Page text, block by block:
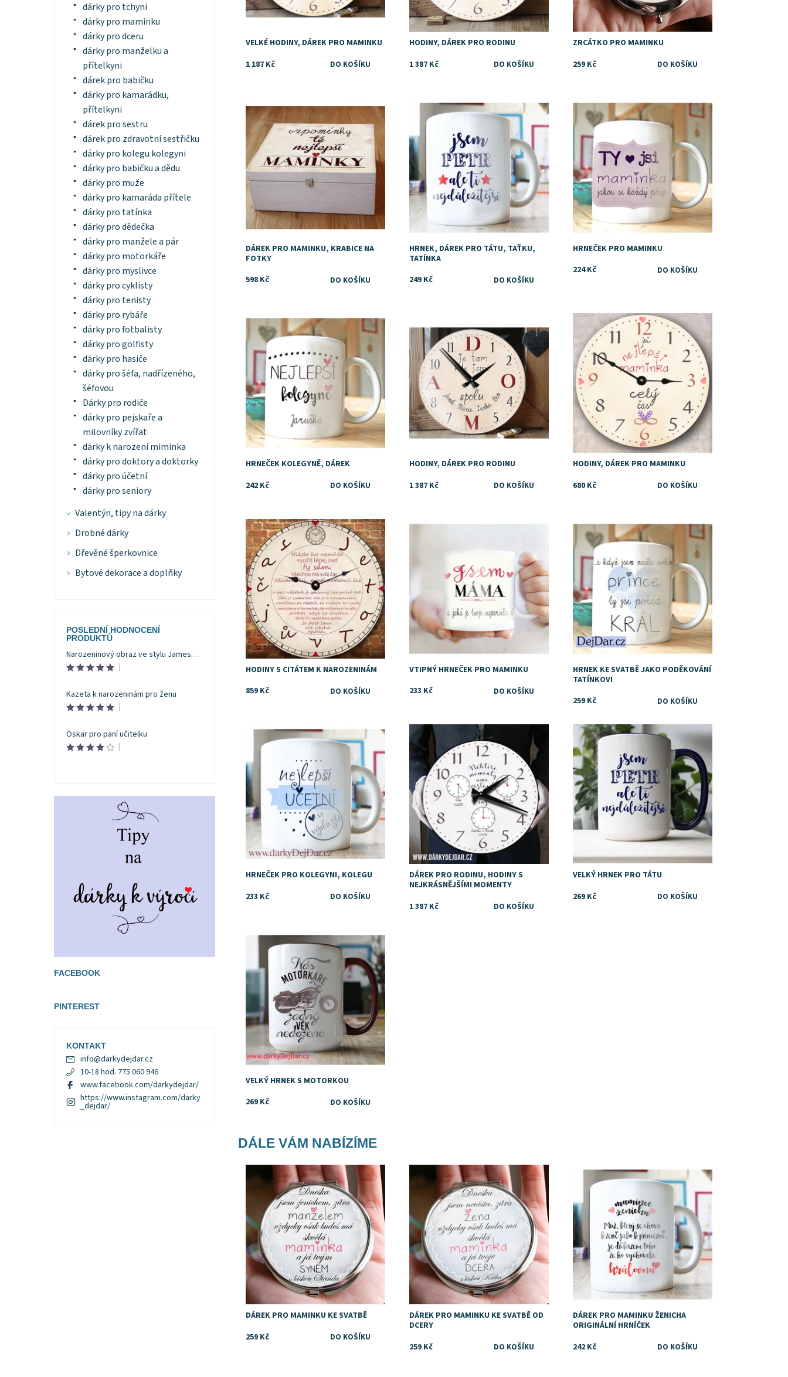
VELKÉ HODINY, DÁREK PRO MAMINKU
1 187 Kč
HODINY, DÁREK PRO RODINU
1 387 Kč
ZRCÁTKO PRO MAMINKU
259 Kč
Značka:
DejDar
DÁREK PRO MAMINKU, KRABICE NA
FOTKY
598 Kč
Dostupnost:
Skladem
Značka:
DejDar
HRNEK, DÁREK PRO TÁTU, TAŤKU,
TATÍNKA
249 Kč
Dostupnost:
Skladem
Značka:
DejDar
HRNEČEK PRO MAMINKU
224 Kč
Dostupnost:
Skladem
Značka:
DejDar
HRNEČEK KOLEGYNĚ, DÁREK
242 Kč
Značka:
DejDar
HODINY, DÁREK PRO RODINU
1 387 Kč
Dostupnost:
Skladem
Značka:
DejDar
HODINY, DÁREK PRO MAMINKU
680 Kč
Dostupnost: Skladem
HODINY S CITÁTEM K NAROZENINÁM
859 Kč
Dostupnost:
Skladem
VTIPNÝ HRNEČEK PRO MAMINKU
233 Kč
Dostupnost: Skladem
HRNEK KE SVATBĚ JAKO PODĚKOVÁNÍ
TATÍNKOVI
259 Kč
Dostupnost:
Skladem
Značka:
DejDar
HRNEČEK PRO KOLEGYNI, KOLEGU
233 Kč
Dostupnost:
Skladem
Značka:
DejDar
DÁREK PRO RODINU, HODINY S
NEJKRÁSNĚJŠÍMI MOMENTY
1 387 Kč
Dostupnost:
Skladem
Značka:
DejDar
VELKÝ HRNEK PRO TÁTU
269 Kč
Dostupnost:
Skladem
Značka:
DejDar
VELKÝ HRNEK S MOTORKOU
269 Kč
DÁLE VÁM NABÍZÍME
Dostupnost: Skladem
DÁREK PRO MAMINKU KE SVATBĚ
259 Kč
Dostupnost: Skladem
DÁREK PRO MAMINKU KE SVATBĚ OD
DCERY
259 Kč
Dostupnost:
Skladem
Značka:
DejDar
DÁREK PRO MAMINKU ŽENICHA
ORIGINÁLNÍ HRNÍČEK
242 Kč
dárky pro tchyni
dárky pro maminku
dárky pro dceru
dárky pro manželku a
přítelkyni
dárek pro babičku
dárky pro kamarádku,
přítelkyni
dárek pro sestru
dárek pro zdravotní sestřičku
dárky pro kolegu kolegyni
dárky pro babičku a dědu
dárky pro muže
dárky pro kamaráda přítele
dárky pro tatínka
dárky pro dědečka
dárky pro manžele a pár
dárky pro motorkáře
dárky pro myslivce
dárky pro cyklisty
dárky pro tenisty
dárky pro rybáře
dárky pro fotbalisty
dárky pro golfisty
dárky pro hasiče
dárky pro šéfa, nadřízeného,
šéfovou
Dárky pro rodiče
dárky pro pejskaře a
milovníky zvířat
dárky k narození miminka
dárky pro doktory a doktorky
dárky pro účetní
dárky pro seniory
Valentýn, tipy na dárky
Drobné dárky
Dřevěné šperkovnice
Bytové dekorace a doplňky
POSLEDNÍ HODNOCENÍ
PRODUKTŮ
Narozeninový obraz ve stylu Jamese Bonda
|
Kazeta k narozeninám pro ženu
|
Oskar pro paní učitelku
|
FACEBOOK
PINTEREST
KONTAKT
info@darkydejdar.cz
10-18 hod. 775 060 946
www.facebook.com/darkydejdar/
https://www.instagram.com/darky
_dejdar/